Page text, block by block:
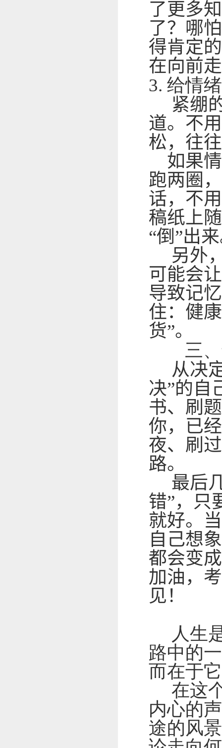
了更多
了？哪
得肯定
在向前
3. 给情
紧绷
道。不
松，往
如果
跑两圈
话，不
稿纸上
“倒”出
另外
可能会
导致记
住：健
货”。
三
从决
决”的自
书、刷
你，已
夜、刷
路。
最后
错”，只
就好。
自己想
都会变
加油，
见！
人生
路中的
而在于它
在这
内心的
途的风